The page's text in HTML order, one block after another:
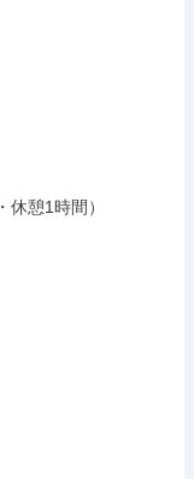
憩1時間）